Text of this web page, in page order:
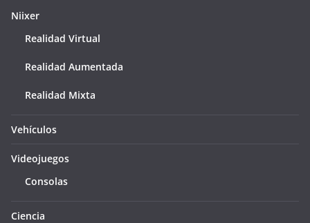
Niixer
Realidad Virtual
Realidad Aumentada
Realidad Mixta
Vehículos
Videojuegos
Consolas
Ciencia